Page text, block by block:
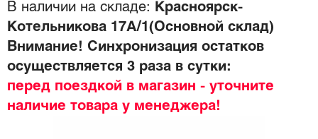
В наличии на складе:
Красноярск-
Котельникова 17А/1(Основной склад)
Внимание! Синхронизация остатков
осуществляется 3 раза в сутки:
перед поездкой в магазин - уточните
наличие товара у менеджера!